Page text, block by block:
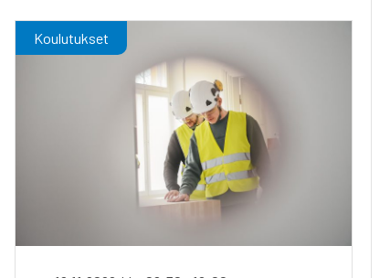
Koulutukset